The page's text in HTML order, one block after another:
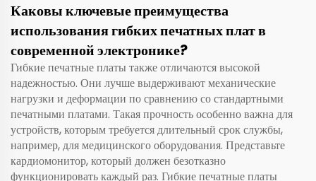
Каковы ключевые преимущества
использования гибких печатных плат в
современной электронике?
Гибкие печатные платы также отличаются высокой
надежностью. Они лучше выдерживают механические
нагрузки и деформации по сравнению со стандартными
печатными платами. Такая прочность особенно важна для
устройств, которым требуется длительный срок службы,
например, для медицинского оборудования. Представьте
кардиомонитор, который должен безотказно
функционировать каждый раз. Гибкие печатные платы